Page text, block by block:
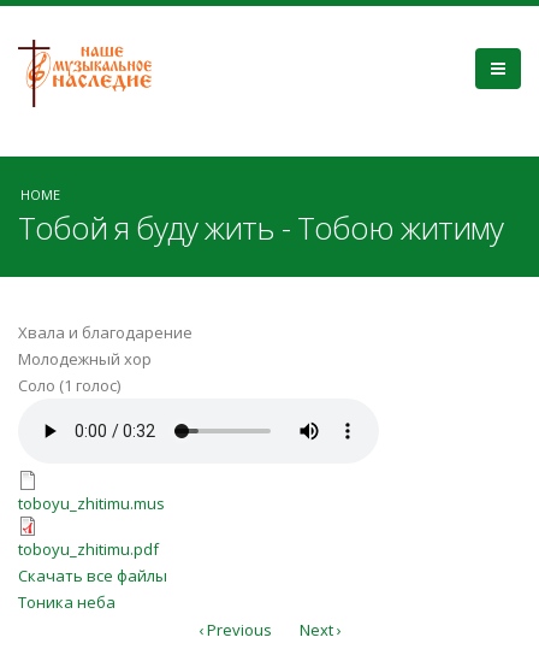
HOME
Тобой я буду жить - Тобою житиму
Хвала и благодарение
Молодежный хор
Соло (1 голос)
toboyu_zhitimu.mp3
toboyu_zhitimu.mus
toboyu_zhitimu.mus
toboyu_zhitimu.pdf
toboyu_zhitimu.pdf
Скачать все файлы
Тоника неба
‹ Previous
Next ›